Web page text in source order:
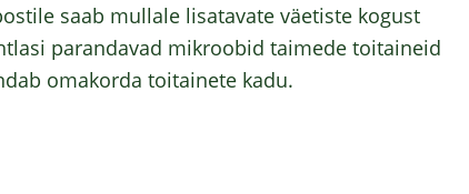
saab mullale lisatavate väetiste kogust
parandavad mikroobid taimede toitaineid
omakorda toitainete kadu.